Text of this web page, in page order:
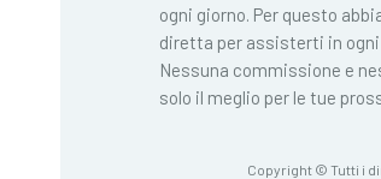
ogni giorno. Per questo
diretta per assisterti in ogni
Nessuna commissione e
solo il meglio per le tue
Copyright © Tutti i